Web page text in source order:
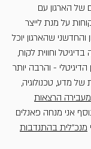
של הארגון עם
על מנת לייצר
והחדשני שהארגון יוכל
וחווית לקוח,
- והרבה יותר
מדע, טכנולוגיה,
מעבירה הרצאות
אני מנחה פאנלים
מנכ"לית בהתנדבות